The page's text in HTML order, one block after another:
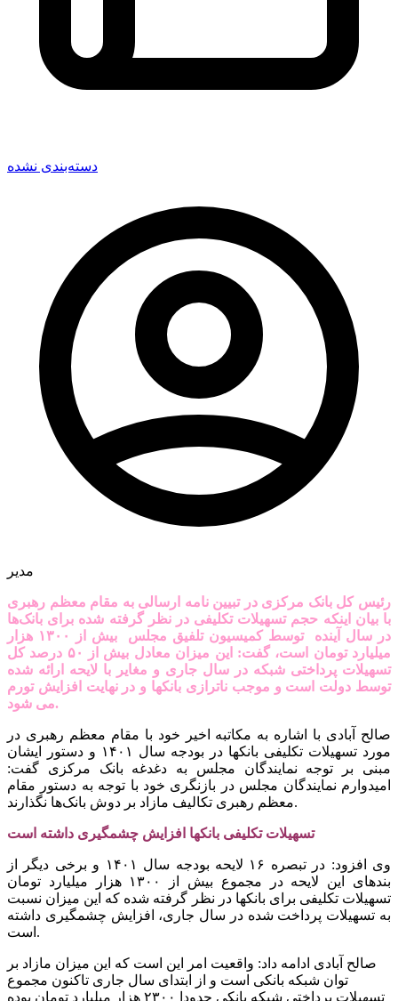
دسته‌بندی نشده
مدیر
رئیس کل بانک مرکزی در تبیین نامه ارسالی به مقام معظم رهبری
با بیان اینکه حجم تسهیلات تکلیفی در نظر گرفته شده برای بانک‌ها
در سال آینده توسط کمیسیون تلفیق مجلس بیش از ۱۳۰۰ هزار
میلیارد تومان است، گفت: این میزان معادل بیش از ۵۰ درصد کل
تسهیلات پرداختی شبکه در سال جاری و مغایر با لایحه ارائه شده
توسط دولت است و موجب ناترازی بانکها و در نهایت افزایش تورم
می شود.
صالح آبادی با اشاره به مکاتبه اخیر خود با مقام معظم رهبری در
مورد تسهیلات تکلیفی بانکها در بودجه سال ۱۴۰۱ و دستور ایشان
مبنی بر توجه نمایندگان مجلس به دغدغه بانک مرکزی گفت:
امیدوارم نمایندگان مجلس در بازنگری خود با توجه به دستور مقام
معظم رهبری تکالیف مازاد بر دوش بانک‌ها نگذارند.
تسهیلات تکلیفی بانکها افزایش چشمگیری داشته است
وی افزود: در تبصره ۱۶ لایحه بودجه سال ۱۴۰۱ و برخی دیگر از
بندهای این لایحه در مجموع بیش از ۱۳۰۰ هزار میلیارد تومان
تسهیلات تکلیفی برای بانکها در نظر گرفته شده که این میزان نسبت
به تسهیلات پرداخت شده در سال جاری، افزایش چشمگیری داشته
است.
صالح آبادی ادامه داد: واقعیت امر این است که این میزان مازاد بر
توان شبکه بانکی است و از ابتدای سال جاری تاکنون مجموع
تسهیلات پرداختی شبکه بانکی حدودا ۲۳۰۰ هزار میلیارد تومان بوده